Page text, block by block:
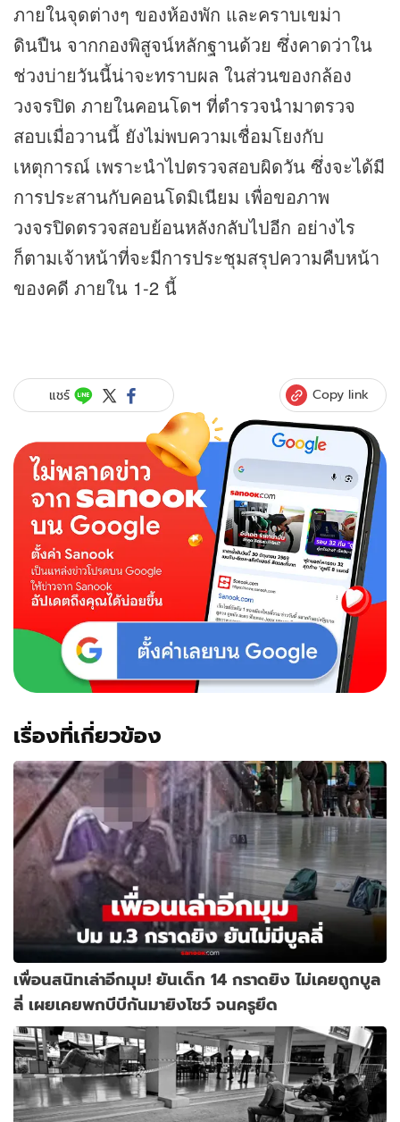
ภายในจุดต่างๆ ของห้องพัก และคราบเขม่า
ดินปืน จากกองพิสูจน์หลักฐานด้วย ซึ่งคาดว่าใน
ช่วงบ่ายวันนี้น่าจะทราบผล ในส่วนของกล้อง
วงจรปิด ภายในคอนโดฯ ที่ตำรวจนำมาตรวจ
สอบเมื่อวานนี้ ยังไม่พบความเชื่อมโยงกับ
เหตุการณ์ เพราะนำไปตรวจสอบผิดวัน ซึ่งจะได้มี
การประสานกับคอนโดมิเนียม เพื่อขอภาพ
วงจรปิดตรวจสอบย้อนหลังกลับไปอีก อย่างไร
ก็ตามเจ้าหน้าที่จะมีการประชุมสรุปความคืบหน้า
ของคดี ภายใน 1-2 นี้
แชร์ Copy link
เรื่องที่เกี่ยวข้อง
เพื่อนสนิทเล่าอีกมุม! ยันเด็ก 14 กราดยิง ไม่เคยถูกบูล
ลี่ เผยเคยพกบีบีกันมายิงโชว์ จนครูยึด